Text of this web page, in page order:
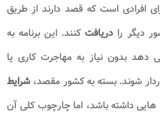
افرادی است که قصد دارند از طریق
دیگر را دریافتکنند. این برنامه به
دهد بدون نیاز به مهاجرت کاری یا
شوند. بسته به کشور مقصد، شرایط
داشته باشد، اما چارچوب کلی آن